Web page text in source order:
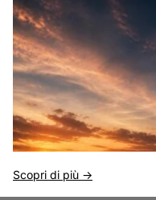
Scopri di più ->